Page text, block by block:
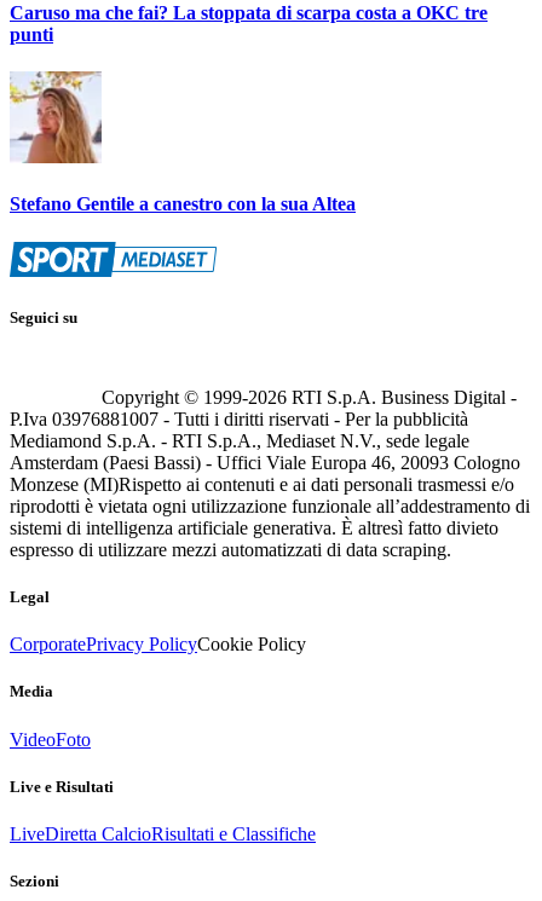
Caruso ma che fai? La stoppata di scarpa costa a OKC tre
punti
Stefano Gentile a canestro con la sua Altea
Seguici su
Copyright © 1999-2026 RTI S.p.A. Business Digital -
P.Iva 03976881007 - Tutti i diritti riservati - Per la pubblicità
Mediamond S.p.A. - RTI S.p.A., Mediaset N.V., sede legale
Amsterdam (Paesi Bassi) - Uffici Viale Europa 46, 20093 Cologno
Monzese (MI)Rispetto ai contenuti e ai dati personali trasmessi e/o
riprodotti è vietata ogni utilizzazione funzionale all’addestramento di
sistemi di intelligenza artificiale generativa. È altresì fatto divieto
espresso di utilizzare mezzi automatizzati di data scraping.
Legal
CorporatePrivacy PolicyCookie Policy
Media
VideoFoto
Live e Risultati
LiveDiretta CalcioRisultati e Classifiche
Sezioni